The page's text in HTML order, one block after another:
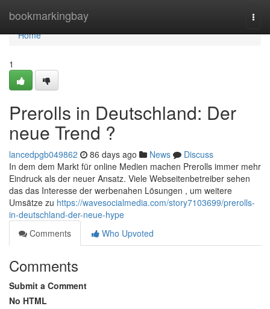
bookmarkingbay
Home
Home
1
Prerolls in Deutschland: Der
neue Trend ?
lancedpgb049862 86 days ago News
Discuss
In dem dem Markt für online Medien machen Prerolls immer mehr
Eindruck als der neuer Ansatz. Viele Webseitenbetreiber sehen
das das Interesse der werbenahen Lösungen , um weitere
Umsätze zu https://wavesocialmedia.com/story7103699/prerolls-
in-deutschland-der-neue-hype
Comments
Who Upvoted
Comments
Submit a Comment
No HTML